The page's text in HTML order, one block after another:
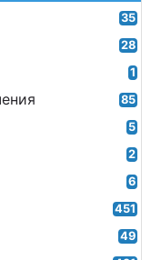
35
28
1
85
5
2
6
451
49